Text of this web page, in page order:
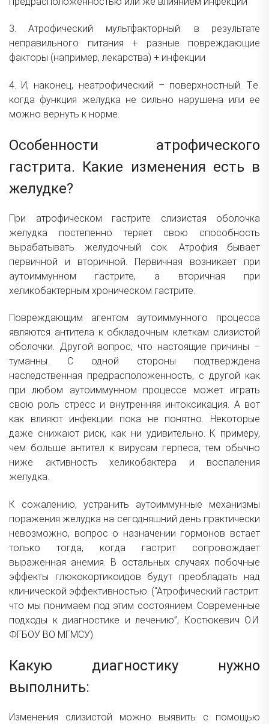
3. Атрофический мультфакторный: в результате
неправильного питания + разные повреждающие
факторы (например, лекарства) + инфекции
4. И, наконец, неатрофический – поверхностный. Т.е.
когда функция желудка не сильно нарушена или ее
можно вернуть к норме.
Особенности атрофического
гастрита. Какие изменения есть в
желудке?
При атрофическом гастрите слизистая оболочка
желудка постепенно теряет свою способность
вырабатывать желудочный сок. Атрофия бывает
первичной и вторичной. Первичная возникает при
аутоиммунном гастрите, а вторичная при
хеликобактерным хроническом гастрите.
Повреждающим агентом аутоиммунного процесса
являются антитела к обкладочным клеткам слизистой
оболочки. Другой вопрос, что настоящие причины –
туманны. С одной стороны подтверждена
наследственная предрасположенность, с другой как
при любом аутоиммунном процессе может играть
свою роль стресс и внутренняя интоксикация. А вот
как влияют инфекции пока не понятно. Некоторые
даже снижают риск, как ни удивительно. К примеру,
чем больше антител к вирусам герпеса, тем обычно
ниже активность хеликобактера и воспаления
желудка.
К сожалению, устранить аутоиммунные механизмы
поражения желудка на сегодняшний день практически
невозможно, вопрос о назначении гормонов встает
только тогда, когда гастрит сопровождает
выраженная анемия. В остальных случаях побочные
эффекты глюкокортикоидов будут преобладать над
клинической эффективностью. (“Атрофический гастрит:
что мы понимаем под этим состоянием. Современные
подходы к диагностике и лечению”, Костюкевич О.И.
ФГБОУ ВО МГМСУ)
Какую диагностику нужно
выполнить:
Изменения слизистой можно выявить с помощью